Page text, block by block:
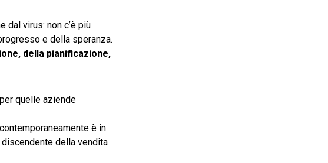
virus: non c’è più
e della speranza.
della pianificazione,
quelle aziende
è in
della vendita